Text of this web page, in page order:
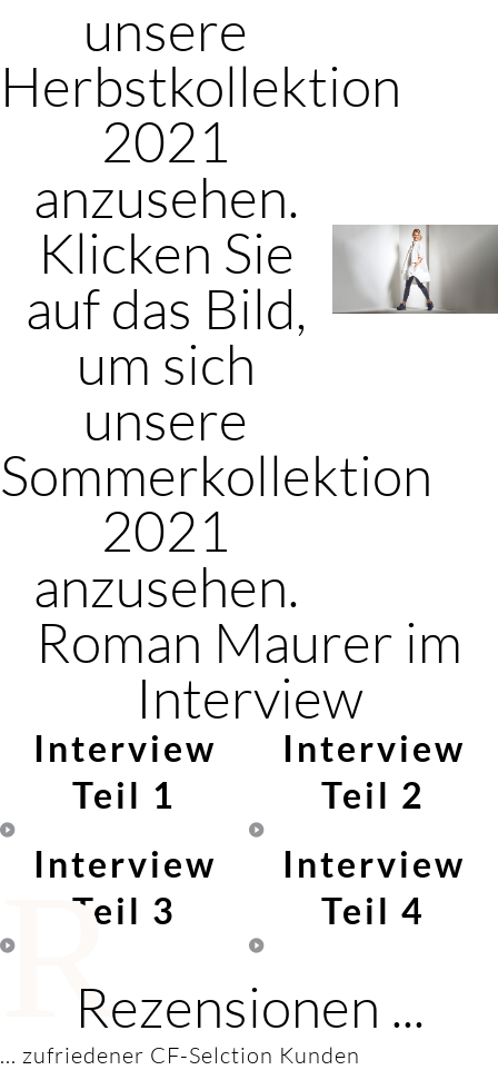
unsere
Herbstkollektion
2021
anzusehen.
Klicken Sie
auf das Bild,
um sich
unsere
Sommerkollektion
2021
anzusehen.
Roman Maurer im
Interview
Interview
Teil 1
Interview
Teil 2
Interview
Teil 3
Interview
Teil 4
RRezensionen ...
... zufriedener CF-Selction Kunden